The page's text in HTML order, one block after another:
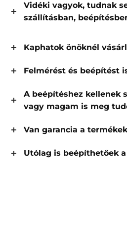
Vidéki vagyok, tudnak
szállításban,
Kaphatok önöknél
Felmérést és beépítést
A beépítéshez kellenek
vagy magam is meg
Van garancia a
Utólag is beépíthetőek